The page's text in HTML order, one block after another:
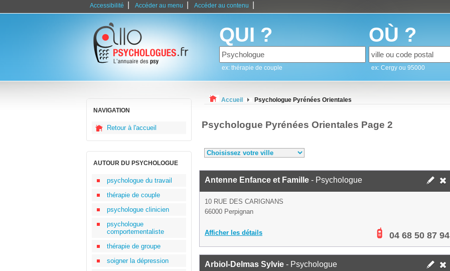
Accessibilité Accéder au menu Accéder au contenu
QUI ?
ex: thérapie de couple
OÙ ?
ex: Cergy ou 95000
NAVIGATION
Retour à l'accueil
AUTOUR DU PSYCHOLOGUE
psychologue du travail
thérapie de couple
psychologue clinicien
psychologue
comportementaliste
thérapie de groupe
soigner la dépression
Accueil Psychologue Pyrénées Orientales
Psychologue Pyrénées Orientales Page 2
Antenne Enfance et Famille - Psychologue
10 RUE DES CARIGNANS
66000 Perpignan
Afficher les détails 04 68 50 87 94
Arbiol-Delmas Sylvie - Psychologue